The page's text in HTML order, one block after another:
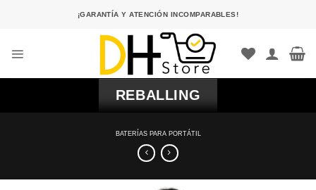
¡GARANTÍA Y ATENCIÓN INCOMPARABLES!
REBALLING
BATERÍAS PARA PORTÁTIL